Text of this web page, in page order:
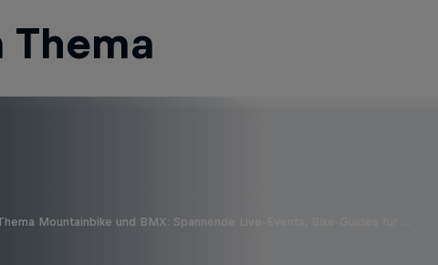
Thema
Mountainbike und BMX: Spannende Live-Events, Bike-Guides für …